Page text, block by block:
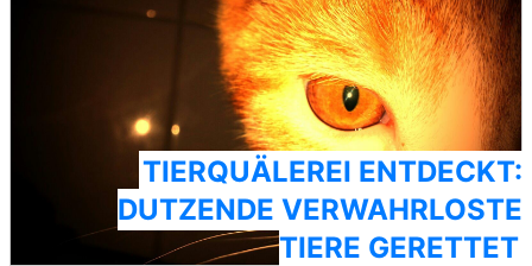
TIERQUÄLEREI ENTDECKT:
DUTZENDE VERWAHRLOSTE
TIERE GERETTET